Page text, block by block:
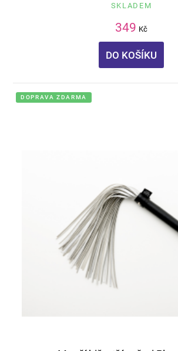
SKLADEM
349 Kč
DO KOŠÍKU
DOPRAVA ZDARMA